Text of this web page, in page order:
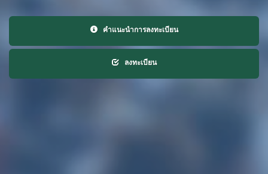
คำแนะนำการลงทะเบียน
ลงทะเบียน